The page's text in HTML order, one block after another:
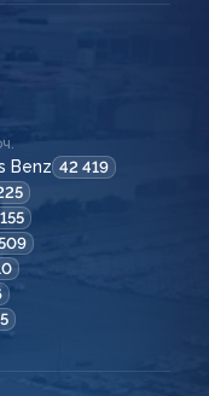
Benz 42 419